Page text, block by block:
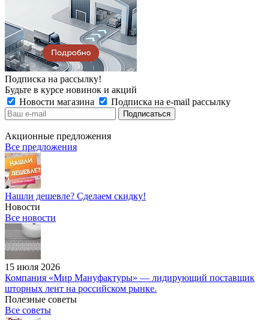
Подписка на рассылку!
Будьте в курсе новинок и акций
Новости магазина
Подписка на e-mail рассылку
Акционные предложения
Все предложения
Нашли дешевле? Сделаем скидку!
Новости
Все новости
15 июля 2026
Компания «Мир Мануфактуры» — лидирующий поставщик
шторных лент на российском рынке.
Полезные советы
Все советы